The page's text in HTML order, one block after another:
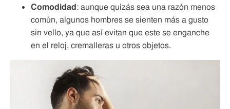
Comodidad: aunque quizás sea una razón menos
común, algunos hombres se sienten más a gusto
sin vello, ya que así evitan que este se enganche
en el reloj, cremalleras u otros objetos.